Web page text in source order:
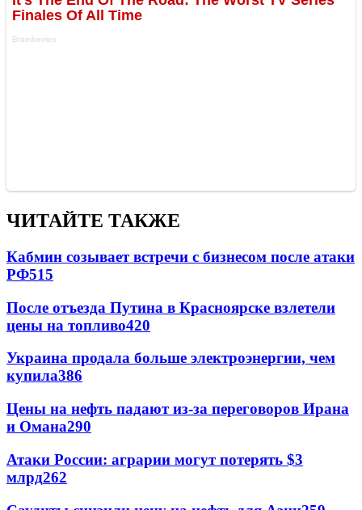
ЧИТАЙТЕ ТАКЖЕ
Кабмин созывает встречи с бизнесом после атаки
РФ515
После отъезда Путина в Красноярске взлетели
цены на топливо420
Украина продала больше электроэнергии, чем
купила386
Цены на нефть падают из-за переговоров Ирана
и Омана290
Атаки России: аграрии могут потерять $3
млрд262